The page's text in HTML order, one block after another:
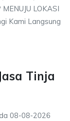
LOKASI
Kami Langsung
Tinja
08-08-2026